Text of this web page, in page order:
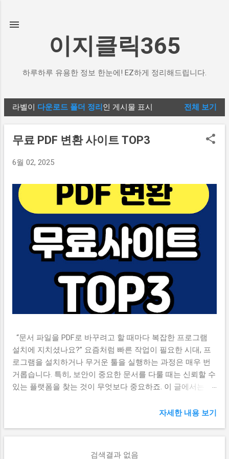
이지클릭365
하루하루 유용한 정보 한눈에! EZ하게 정리해드립니다.
글
라벨이 다운로드 폴더 정리인 게시물 표시 전체 보기
무료 PDF 변환 사이트 TOP3
6월 02, 2025
“문서 파일을 PDF로 바꾸려고 할 때마다 복잡한 프로그램
설치에 지치셨나요?” 요즘처럼 빠른 작업이 필요한 시대, 프
로그램을 설치하거나 무거운 툴을 실행하는 과정은 매우 번
거롭습니다. 특히, 보안이 중요한 문서를 다룰 때는 신뢰할 수
있는 플랫폼을 찾는 것이 무엇보다 중요하죠. 이 글에서는 설
사이트 TOP3를 소개합니다. 📌 스마트폰으로 전자증명서 발
능 & 직관적인 UI SmallPDF – 다양한 변환 포맷 지원 PDF24 –
자세한 내용 보기
검색결과 없음